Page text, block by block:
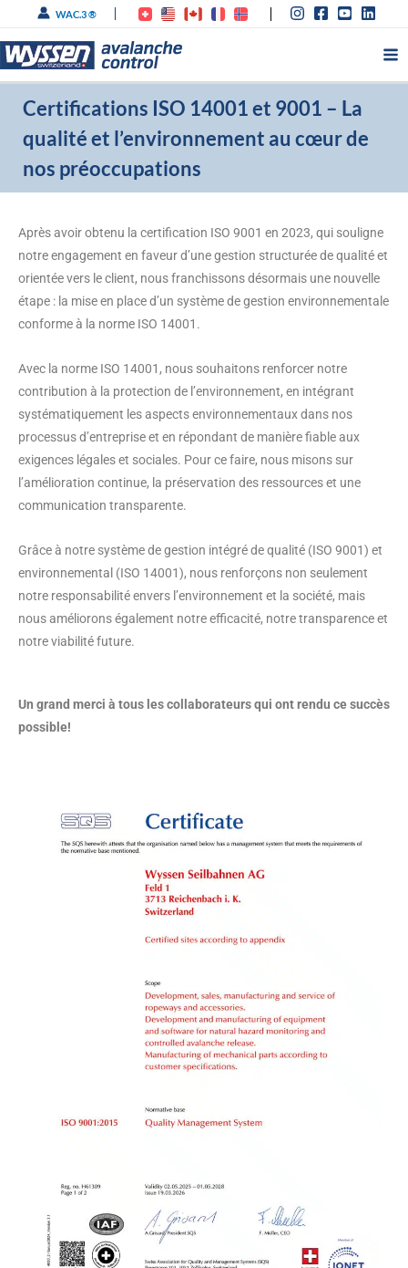
contenu
WAC.3 ®
Certifications ISO 14001 et 9001 – La
qualité et l’environnement au cœur de
nos préoccupations
Après avoir obtenu la certification ISO 9001 en 2023, qui souligne
notre engagement en faveur d’une gestion structurée de qualité et
orientée vers le client, nous franchissons désormais une nouvelle
étape : la mise en place d’un système de gestion environnementale
conforme à la norme ISO 14001.
Avec la norme ISO 14001, nous souhaitons renforcer notre
contribution à la protection de l’environnement, en intégrant
systématiquement les aspects environnementaux dans nos
processus d’entreprise et en répondant de manière fiable aux
exigences légales et sociales. Pour ce faire, nous misons sur
l’amélioration continue, la préservation des ressources et une
communication transparente.
Grâce à notre système de gestion intégré de qualité (ISO 9001) et
environnemental (ISO 14001), nous renforçons non seulement
notre responsabilité envers l’environnement et la société, mais
nous améliorons également notre efficacité, notre transparence et
notre viabilité future.
Un grand merci à tous les collaborateurs qui ont rendu ce succès
possible!